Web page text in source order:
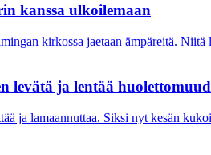
kanssa ulkoilemaan
kirkossa jaetaan ämpäreitä.
levätä ja lentää
ja lamaannuttaa. Siksi nyt kesän